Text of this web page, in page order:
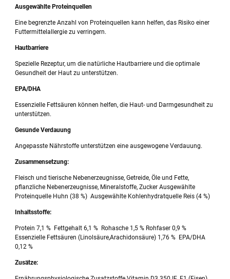
Ausgewählte Proteinquellen
Eine begrenzte Anzahl von Proteinquellen kann helfen, das Risiko einer
Futtermittelallergie zu verringern.
Hautbarriere
Spezielle Rezeptur, um die natürliche Hautbarriere und die optimale
Gesundheit der Haut zu unterstützen.
EPA/DHA
Essenzielle Fettsäuren können helfen, die Haut- und Darmgesundheit zu
unterstützen.
Gesunde Verdauung
Angepasste Nährstoffe unterstützen eine ausgewogene Verdauung.
Zusammensetzung:
Fleisch und tierische Nebenerzeugnisse, Getreide, Öle und Fette,
pflanzliche Nebenerzeugnisse, Mineralstoffe, Zucker Ausgewählte
Proteinquelle Huhn (38 %) Ausgewählte Kohlenhydratquelle Reis (4 %)
Inhaltsstoffe:
Protein 7,1 % Fettgehalt 6,1 % Rohasche 1,5 % Rohfaser 0,9 %
Essenzielle Fettsäuren (Linolsäure,Arachidonsäure) 1,76 % EPA/DHA
0,12 %
Zusätze: